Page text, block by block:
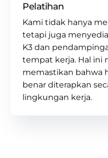
Pelatihan
Kami tidak hanya
tetapi juga
K3 dan
tempat kerja. Hal ini
memastikan bahwa
benar diterapkan
lingkungan kerja.